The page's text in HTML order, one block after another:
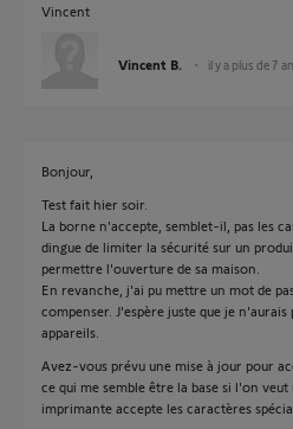
Vincent
Vincent B. il y a plus de 7
Bonjour,
Test fait hier soir.
La borne n'accepte, semblet-il, pas les
dingue de limiter la sécurité sur un
permettre l'ouverture de sa maison.
En revanche, j'ai pu mettre un mot de
compenser. J'espère juste que je n'aurais
appareils.
Avez-vous prévu une mise à jour pour
ce qui me semble être la base si l'on
imprimante accepte les caractères